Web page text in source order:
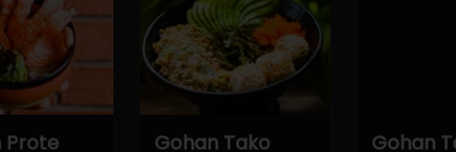
Prote
Gohan Tako
Gohan